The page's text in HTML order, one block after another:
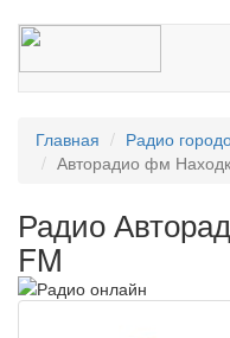
Главная Радио
Авторадио фм
Радио
FM